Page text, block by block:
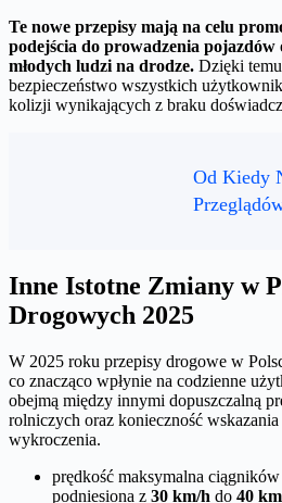
Te nowe przepisy mają na celu
podejścia do prowadzenia pojazdów
młodych ludzi na drodze. Dzięki
bezpieczeństwo wszystkich
kolizji wynikających z braku
Od Kiedy
Inne Istotne Zmiany w
Drogowych 2025
W 2025 roku przepisy drogowe w
co znacząco wpłynie na codzienne
obejmą między innymi dopuszczalną
rolniczych oraz konieczność
wykroczenia.
prędkość maksymalna
podniesiona z 30 km/h do 40